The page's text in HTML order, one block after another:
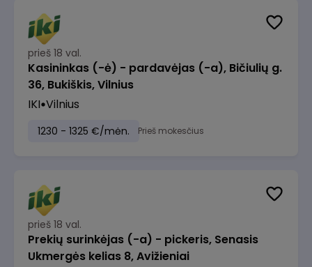
prieš 18 val.
Kasininkas (-ė) - pardavėjas (-a), Bičiulių g.
36, Bukiškis, Vilnius
IKI Vilnius
1230 - 1325 €/mėn. Prieš mokesčius
prieš 18 val.
Prekių surinkėjas (-a) - pickeris, Senasis
Ukmergės kelias 8, Avižieniai